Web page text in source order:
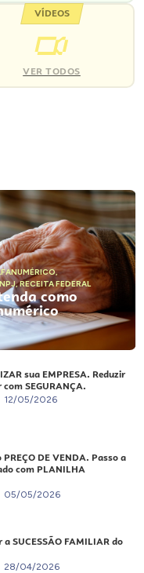
VÍDEOS
VER TODOS
,
,RECEITA FEDERAL
como
sua EMPRESA. Reduzir
SEGURANÇA.
12/05/2026
DE VENDA. Passo a
com PLANILHA
05/05/2026
SUCESSÃO FAMILIAR do
28/04/2026